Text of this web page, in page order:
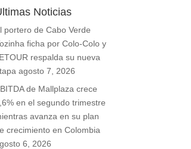
Noticias
portero de Cabo Verde
ficha por Colo-Colo y
respalda su nueva
agosto 7, 2026
de Mallplaza crece
en el segundo trimestre
avanza en su plan
crecimiento en Colombia
6, 2026